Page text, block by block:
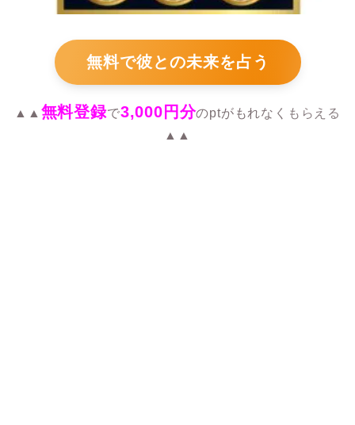
無料で彼との未来を占う
▲▲ 無料登録で3,000円分のptがもれなくもらえる
▲▲